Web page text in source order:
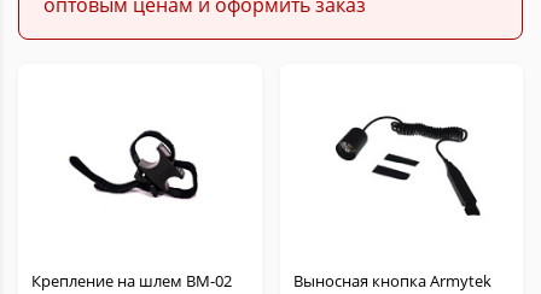
Крепление на шлем BM-02
Выносная кнопка Armytek